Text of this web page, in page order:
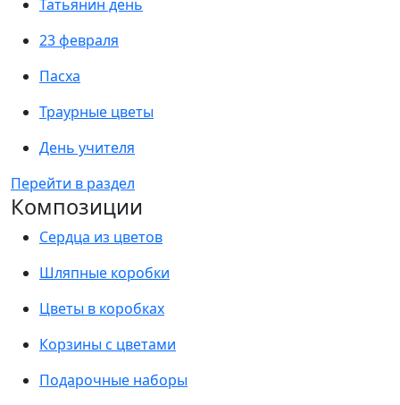
Татьянин день
23 февраля
Пасха
Траурные цветы
День учителя
Перейти в раздел
Композиции
Сердца из цветов
Шляпные коробки
Цветы в коробках
Корзины с цветами
Подарочные наборы